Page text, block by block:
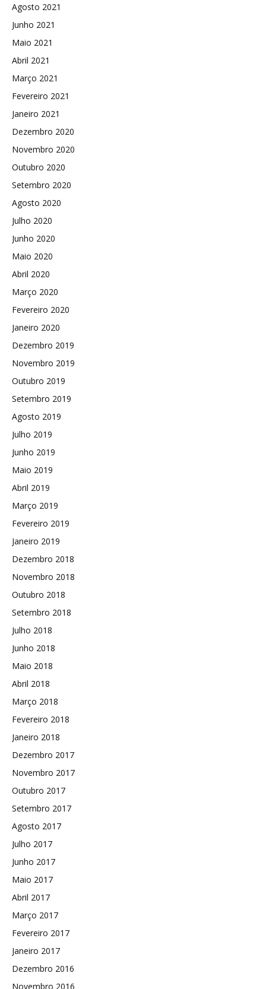
Agosto 2021
Junho 2021
Maio 2021
Abril 2021
Março 2021
Fevereiro 2021
Janeiro 2021
Dezembro 2020
Novembro 2020
Outubro 2020
Setembro 2020
Agosto 2020
Julho 2020
Junho 2020
Maio 2020
Abril 2020
Março 2020
Fevereiro 2020
Janeiro 2020
Dezembro 2019
Novembro 2019
Outubro 2019
Setembro 2019
Agosto 2019
Julho 2019
Junho 2019
Maio 2019
Abril 2019
Março 2019
Fevereiro 2019
Janeiro 2019
Dezembro 2018
Novembro 2018
Outubro 2018
Setembro 2018
Julho 2018
Junho 2018
Maio 2018
Abril 2018
Março 2018
Fevereiro 2018
Janeiro 2018
Dezembro 2017
Novembro 2017
Outubro 2017
Setembro 2017
Agosto 2017
Julho 2017
Junho 2017
Maio 2017
Abril 2017
Março 2017
Fevereiro 2017
Janeiro 2017
Dezembro 2016
Novembro 2016